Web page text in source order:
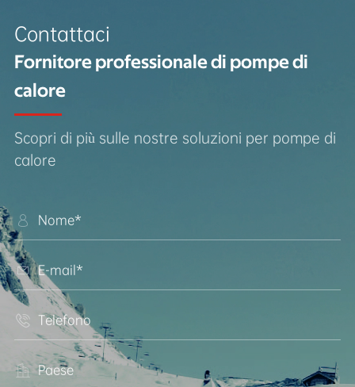
Contattaci
Fornitore professionale di pompe di
calore
Scopri di più sulle nostre soluzioni per pompe di
calore



